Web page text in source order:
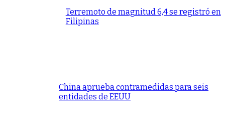
Terremoto de magnitud 6,4 se registró en
Filipinas
China aprueba contramedidas para seis
entidades de EEUU